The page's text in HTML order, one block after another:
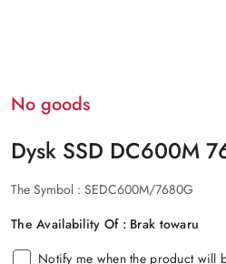
No goods
Dysk SSD DC600M
The Symbol : SEDC600M/7680G
The Availability Of : Brak towaru
Notify me when the product will